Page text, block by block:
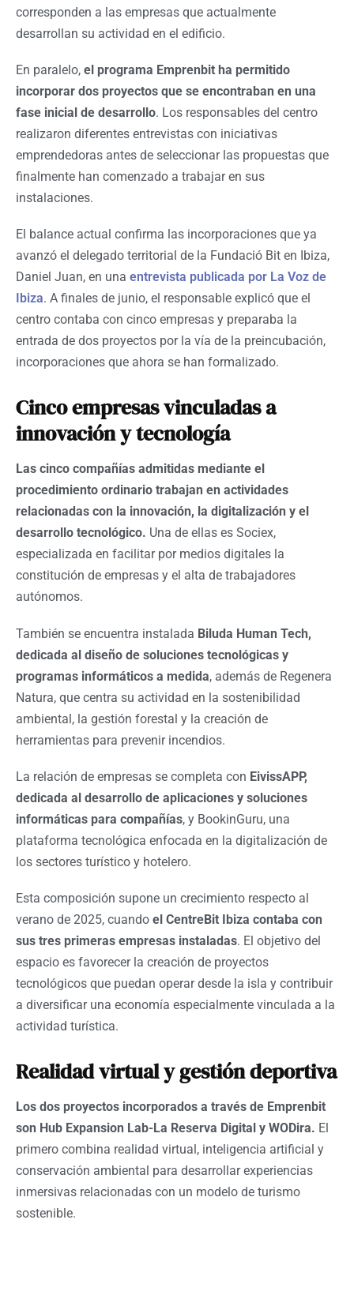
corresponden a las empresas que actualmente
desarrollan su actividad en el edificio.
En paralelo, el programa Emprenbit ha permitido
incorporar dos proyectos que se encontraban en una
fase inicial de desarrollo. Los responsables del centro
realizaron diferentes entrevistas con iniciativas
emprendedoras antes de seleccionar las propuestas que
finalmente han comenzado a trabajar en sus
instalaciones.
El balance actual confirma las incorporaciones que ya
avanzó el delegado territorial de la Fundació Bit en Ibiza,
Daniel Juan, en una entrevista publicada por La Voz de
Ibiza. A finales de junio, el responsable explicó que el
centro contaba con cinco empresas y preparaba la
entrada de dos proyectos por la vía de la preincubación,
incorporaciones que ahora se han formalizado.
Cinco empresas vinculadas a
innovación y tecnología
Las cinco compañías admitidas mediante el
procedimiento ordinario trabajan en actividades
relacionadas con la innovación, la digitalización y el
desarrollo tecnológico. Una de ellas es Sociex,
especializada en facilitar por medios digitales la
constitución de empresas y el alta de trabajadores
autónomos.
También se encuentra instalada Biluda Human Tech,
dedicada al diseño de soluciones tecnológicas y
programas informáticos a medida, además de Regenera
Natura, que centra su actividad en la sostenibilidad
ambiental, la gestión forestal y la creación de
herramientas para prevenir incendios.
La relación de empresas se completa con EivissAPP,
dedicada al desarrollo de aplicaciones y soluciones
informáticas para compañías, y BookinGuru, una
plataforma tecnológica enfocada en la digitalización de
los sectores turístico y hotelero.
Esta composición supone un crecimiento respecto al
verano de 2025, cuando el CentreBit Ibiza contaba con
sus tres primeras empresas instaladas. El objetivo del
espacio es favorecer la creación de proyectos
tecnológicos que puedan operar desde la isla y contribuir
a diversificar una economía especialmente vinculada a la
actividad turística.
Realidad virtual y gestión deportiva
Los dos proyectos incorporados a través de Emprenbit
son Hub Expansion Lab-La Reserva Digital y WODira. El
primero combina realidad virtual, inteligencia artificial y
conservación ambiental para desarrollar experiencias
inmersivas relacionadas con un modelo de turismo
sostenible.